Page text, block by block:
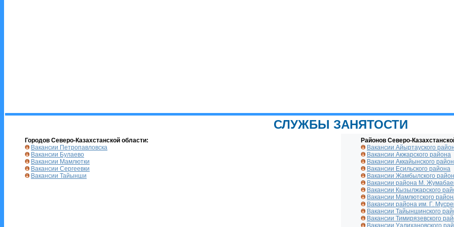
СЛУЖБЫ ЗАНЯТОСТИ
Городов Северо-Казахстанской области:
Вакансии Петропавловска
Вакансии Булаево
Вакансии Мамлютки
Вакансии Сергеевки
Вакансии Тайынши
Районов Северо-
Вакансии Айыртауского
Вакансии Акжарского района
Вакансии Аккайынского
Вакансии Есильского района
Вакансии Жамбылского
Вакансии района М.
Вакансии Кызылжарского
Вакансии Мамлютского
Вакансии района им. Г.
Вакансии Тайыншинского
Вакансии Тимирязевского
Вакансии Уалихановского